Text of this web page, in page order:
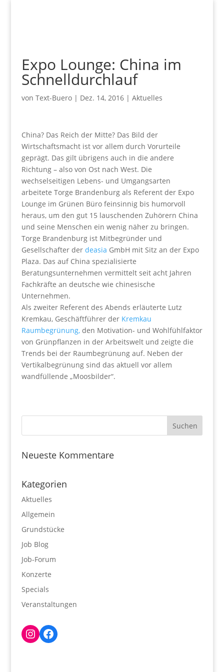
Expo Lounge: China im
Schnelldurchlauf
von Text-Buero| Dez. 14, 2016| Aktuelles
China? Das Reich der Mitte? Das Bild der
Wirtschaftsmacht ist vor allem durch Vorurteile
geprägt. Das gilt übrigens auch in die andere
Richtung – also von Ost nach West. Die
wechselseitigen Lebens- und Umgangsarten
arbeitete Torge Brandenburg als Referent der Expo
Lounge im Grünen Büro feinsinnig bis humorvoll
heraus, um den gut 15 lauschenden Zuhörern China
und seine Menschen ein wenig näher zu bringen.
Torge Brandenburg ist Mitbegründer und
Gesellschafter der deasia GmbH mit Sitz an der Expo
Plaza. Das auf China spezialisierte
Beratungsunternehmen vermittelt seit acht Jahren
Fachkräfte an deutsche wie chinesische
Unternehmen.
Als zweiter Referent des Abends erläuterte Lutz
Kremkau, Geschäftführer der Kremkau
Raumbegrünung,den Motivation- und Wohlfühlfaktor
von Grünpflanzen in der Arbeitswelt und zeigte die
Trends bei der Raumbegrünung auf. Neben der
Vertikalbegrünung sind das aktuell vor allem
wandfüllende „Moosbilder“.
Neueste Kommentare
Kategorien
Aktuelles
Allgemein
Grundstücke
Job Blog
Job-Forum
Konzerte
Specials
Veranstaltungen
Instagram
Facebook